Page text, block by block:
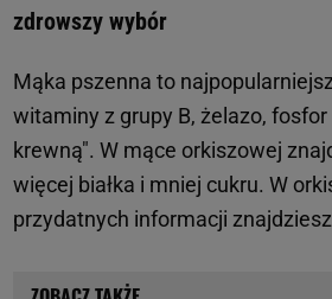
zdrowszy wybór
Mąka pszenna to
witaminy z grupy B, żelazo,
krewną". W mące orkiszowej
więcej białka i mniej cukru. W
przydatnych informacji